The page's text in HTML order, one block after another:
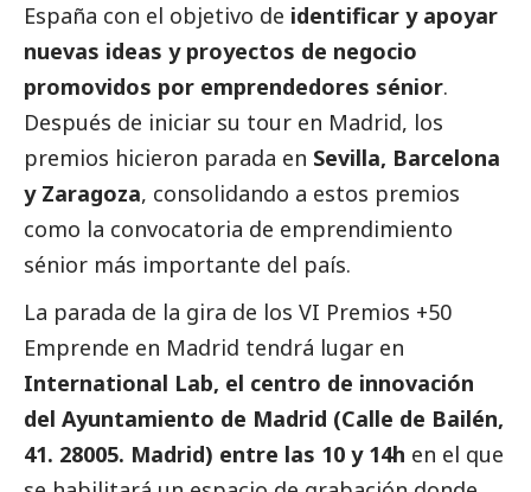
España con el objetivo de identificar y apoyar
nuevas ideas y proyectos de negocio
promovidos por emprendedores sénior.
Después de iniciar su tour en Madrid, los
premios hicieron parada en Sevilla, Barcelona
y Zaragoza, consolidando a estos premios
como la convocatoria de emprendimiento
sénior más importante del país.
La parada de la gira de los VI Premios +50
Emprende en Madrid tendrá lugar en
International Lab, el centro de innovación
del Ayuntamiento de Madrid (Calle de Bailén,
41. 28005. Madrid) entre las 10 y 14h en el que